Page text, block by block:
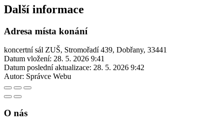
Další informace
Adresa místa konání
koncertní sál ZUŠ, Stromořadí 439, Dobřany, 33441
Datum vložení: 28. 5. 2026 9:41
Datum poslední aktualizace: 28. 5. 2026 9:42
Autor: Správce Webu
O nás